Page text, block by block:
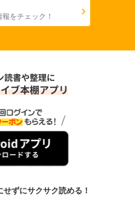
をチェック！
せずにサクサク読める！